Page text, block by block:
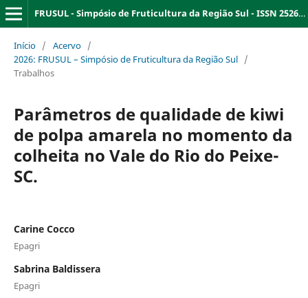
FRUSUL - Simpósio de Fruticultura da Região Sul - ISSN 2526-9909
Início / Acervo /
2026: FRUSUL – Simpósio de Fruticultura da Região Sul /
Trabalhos
Parâmetros de qualidade de kiwi
de polpa amarela no momento da
colheita no Vale do Rio do Peixe-
SC.
Carine Cocco
Epagri
Sabrina Baldissera
Epagri